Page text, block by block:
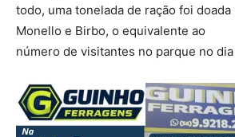
todo, uma tonelada de ração foi
Monello e Birbo, o equivalente ao
número de visitantes no parque no